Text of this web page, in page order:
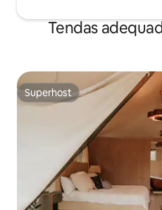
Tendas
Superhost
Superhost